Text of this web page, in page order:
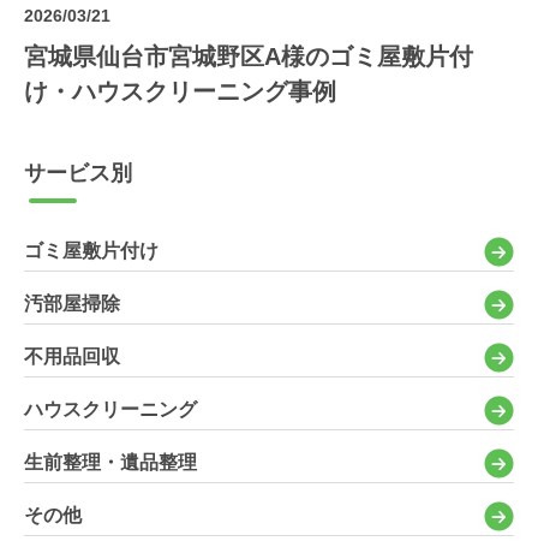
2026/03/21
宮城県仙台市宮城野区A様のゴミ屋敷片付
け・ハウスクリーニング事例
サービス別
ゴミ屋敷片付け
汚部屋掃除
不用品回収
ハウスクリーニング
生前整理・遺品整理
その他